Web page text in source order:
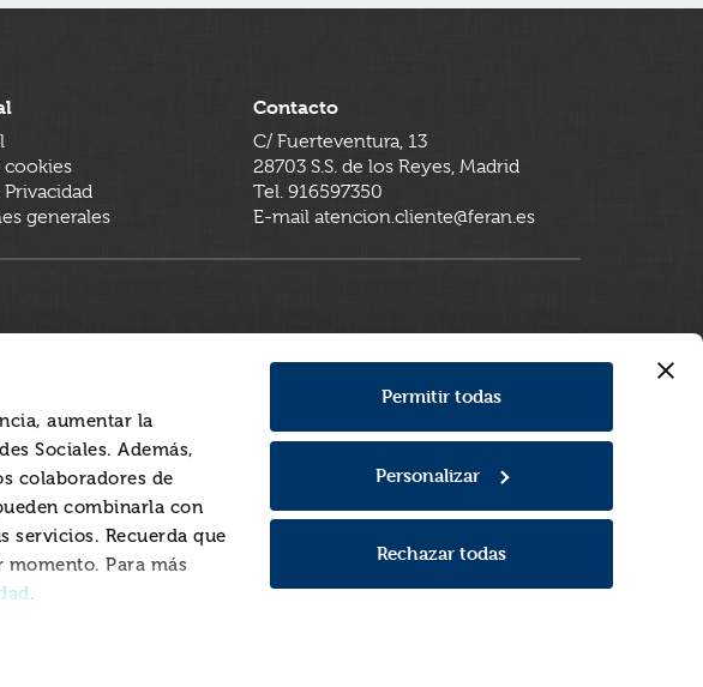
aumentar la
Sociales. Además,
colaboradores de
combinarla con
servicios. Recuerda que
Para más
.
Permitir todas
Personalizar
Rechazar todas
cookies
generales
Contacto
C/ Fuerteventura, 13
28703 S.S. de los Reyes, Madrid
Tel. 916597350
E-mail atencion.cliente@feran.es